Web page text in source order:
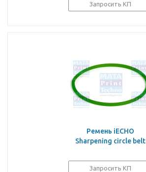
Запросить КП
Ремень iECHO
Sharpening circle belt
Запросить КП